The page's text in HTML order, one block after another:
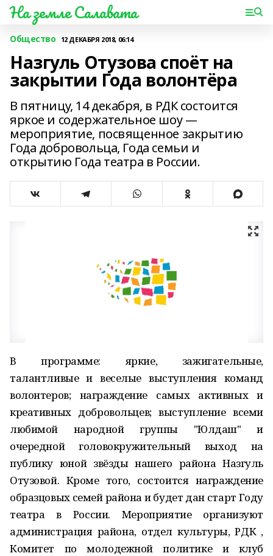
На земле Салавата
Общество 12 ДЕКАБРЯ 2018, 06:14
Назгуль Отузова споёт на
закрытии Года волонтёра
В пятницу, 14 декабря, в РДК состоится
яркое и содержательное шоу —
мероприятие, посвященное закрытию
Года добровольца, Года семьи и
открытию Года театра в России.
В программе: яркие, зажигательные,
талантливые и веселые выступления команд
волонтеров; награждение самых активных и
креативных добровольцев; выступление всеми
любимой народной группы "Юлдаш" и
очередной головокружительный выход на
публику юной звёзды нашего района Назгуль
Отузовой. Кроме того, состоится награждение
образцовых семей района и будет дан старт Году
театра в России. Мероприятие организуют
администрация района, отдел культуры, РДК ,
Комитет по молодежной политике и клуб